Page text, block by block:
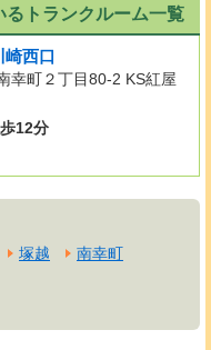
トランクルーム一覧
崎西口
幸町２丁目80-2 KS紅屋
12分
塚越 南幸町